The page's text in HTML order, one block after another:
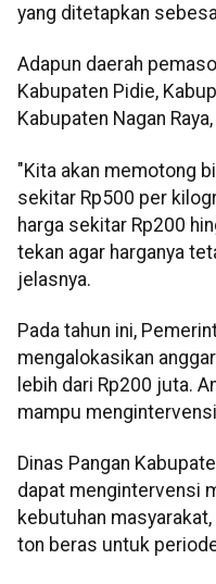
yang ditetapkan
Adapun daerah
Kabupaten Pidie,
Kabupaten Nagan
"Kita akan memotong
sekitar Rp500 per
harga sekitar Rp200
tekan agar harganya
jelasnya.
Pada tahun ini,
mengalokasikan
lebih dari Rp200 juta.
mampu
Dinas Pangan
dapat mengintervensi
kebutuhan
ton beras untuk